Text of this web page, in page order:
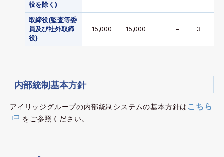
役を除く)
取締役(監査等委
員及び社外取締
役)
15,000 15,000 – 3
内部統制基本方針
アイリッジグループの内部統制システムの基本方針は こちら
をご参照ください。